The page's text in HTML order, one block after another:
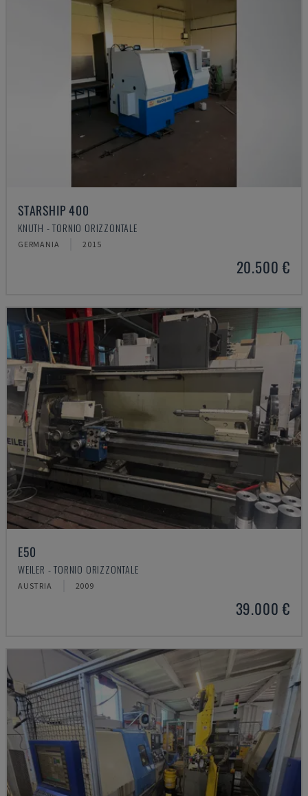
STARSHIP 400
KNUTH - TORNIO ORIZZONTALE
GERMANIA 2015
20.500 €
E50
WEILER - TORNIO ORIZZONTALE
AUSTRIA 2009
39.000 €